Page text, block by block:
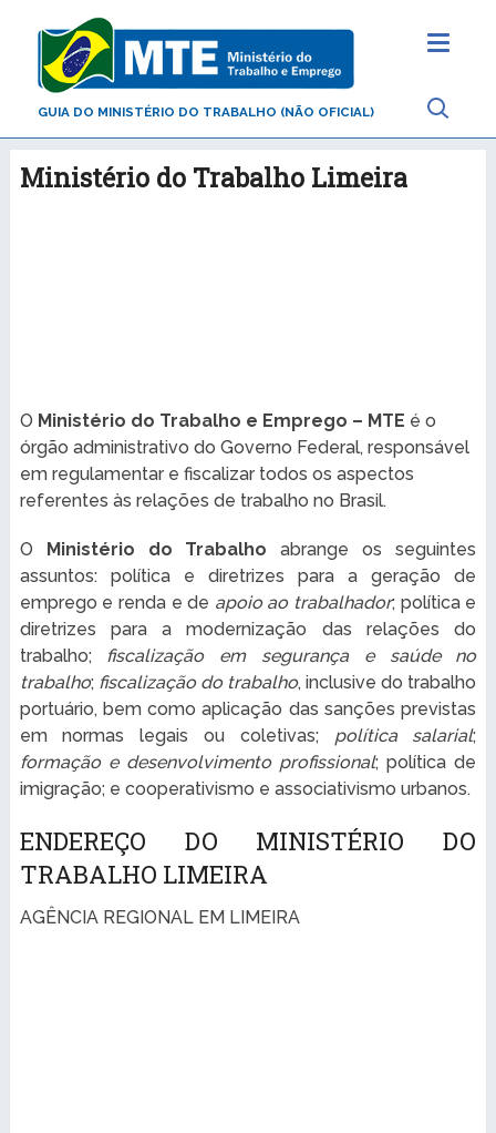
GUIA DO MINISTÉRIO DO TRABALHO (NÃO OFICIAL)
Ministério do Trabalho Limeira
O Ministério do Trabalho e Emprego – MTE é o
órgão administrativo do Governo Federal, responsável
em regulamentar e fiscalizar todos os aspectos
referentes às relações de trabalho no Brasil.
O Ministério do Trabalho
abrange os seguintes
assuntos: política e diretrizes para a geração de
emprego e renda e de apoio ao trabalhador; política e
diretrizes para a modernização das relações do
trabalho; fiscalização em segurança e saúde no
trabalho; fiscalização do trabalho, inclusive do trabalho
portuário, bem como aplicação das sanções previstas
em normas legais ou coletivas; política salarial;
formação e desenvolvimento profissional; política de
imigração; e cooperativismo e associativismo urbanos.
ENDEREÇO DO MINISTÉRIO DO
TRABALHO LIMEIRA
AGÊNCIA REGIONAL EM LIMEIRA